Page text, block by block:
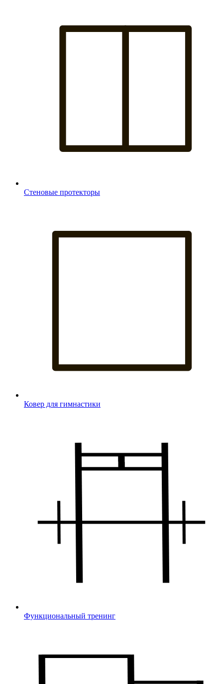
Стеновые протекторы
Ковер для гимнастики
Функциональный тренинг